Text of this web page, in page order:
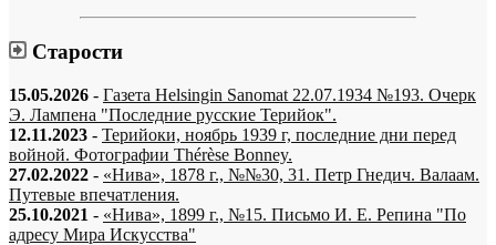
Старости
15.05.2026 - Газета Helsingin Sanomat 22.07.1934 №193. Очерк
Э. Лампена "Последние русские Терийок".
12.11.2023 - Терийоки, ноябрь 1939 г, последние дни перед
войной. Фотографии Thérèse Bonney.
27.02.2022 - «Нива», 1878 г., №№30, 31. Петр Гнедич. Валаам.
Путевые впечатления.
25.10.2021 - «Нива», 1899 г., №15. Письмо И. Е. Репина "По
адресу Мира Искусства"